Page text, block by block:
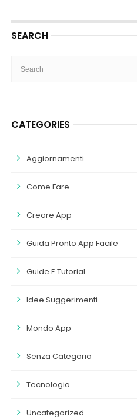
SEARCH
CATEGORIES
Aggiornamenti
Come Fare
Creare App
Guida Pronto App Facile
Guide E Tutorial
Idee Suggerimenti
Mondo App
Senza Categoria
Tecnologia
Uncategorized